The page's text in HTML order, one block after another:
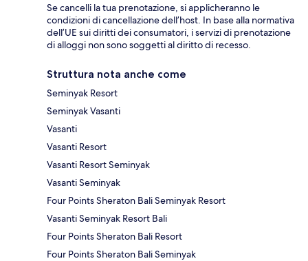
Se cancelli la tua prenotazione, si applicheranno le
condizioni di cancellazione dell’host. In base alla normativa
dell’UE sui diritti dei consumatori, i servizi di prenotazione
di alloggi non sono soggetti al diritto di recesso.
Struttura nota anche come
Seminyak Resort
Seminyak Vasanti
Vasanti
Vasanti Resort
Vasanti Resort Seminyak
Vasanti Seminyak
Four Points Sheraton Bali Seminyak Resort
Vasanti Seminyak Resort Bali
Four Points Sheraton Bali Resort
Four Points Sheraton Bali Seminyak